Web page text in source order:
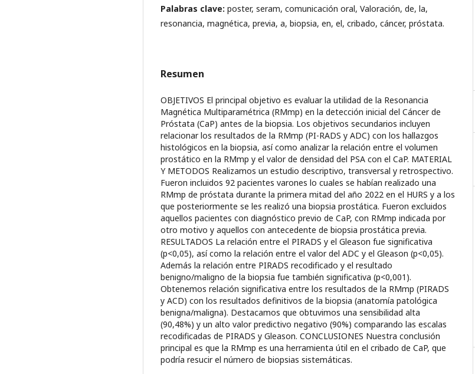
Palabras clave: poster, seram, comunicación oral, Valoración, de, la,
resonancia, magnética, previa, a, biopsia, en, el, cribado, cáncer, próstata.
Resumen
OBJETIVOS El principal objetivo es evaluar la utilidad de la Resonancia
Magnética Multiparamétrica (RMmp) en la detección inicial del Cáncer de
Próstata (CaP) antes de la biopsia. Los objetivos secundarios incluyen
relacionar los resultados de la RMmp (PI-RADS y ADC) con los hallazgos
histológicos en la biopsia, así como analizar la relación entre el volumen
prostático en la RMmp y el valor de densidad del PSA con el CaP. MATERIAL
Y METODOS Realizamos un estudio descriptivo, transversal y retrospectivo.
Fueron incluidos 92 pacientes varones lo cuales se habían realizado una
RMmp de próstata durante la primera mitad del año 2022 en el HURS y a los
que posteriormente se les realizó una biopsia prostática. Fueron excluidos
aquellos pacientes con diagnóstico previo de CaP, con RMmp indicada por
otro motivo y aquellos con antecedente de biopsia prostática previa.
RESULTADOS La relación entre el PIRADS y el Gleason fue significativa
(p<0,05), así como la relación entre el valor del ADC y el Gleason (p<0,05).
Además la relación entre PIRADS recodificado y el resultado
benigno/maligno de la biopsia fue también significativa (p<0,001).
Obtenemos relación significativa entre los resultados de la RMmp (PIRADS
y ACD) con los resultados definitivos de la biopsia (anatomía patológica
benigna/maligna). Destacamos que obtuvimos una sensibilidad alta
(90,48%) y un alto valor predictivo negativo (90%) comparando las escalas
recodificadas de PIRADS y Gleason. CONCLUSIONES Nuestra conclusión
principal es que la RMmp es una herramienta útil en el cribado de CaP, que
podría resucir el número de biopsias sistemáticas.